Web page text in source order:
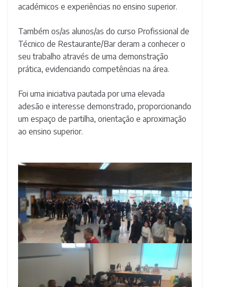
académicos e experiências no ensino superior.
Também os/as alunos/as do curso Profissional de
Técnico de Restaurante/Bar deram a conhecer o
seu trabalho através de uma demonstração
prática, evidenciando competências na área.
Foi uma iniciativa pautada por uma elevada
adesão e interesse demonstrado, proporcionando
um espaço de partilha, orientação e aproximação
ao ensino superior.